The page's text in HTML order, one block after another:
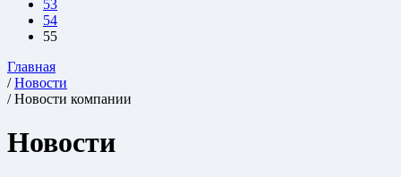
53
54
55
Главная
/Новости
/ Новости компании
Новости